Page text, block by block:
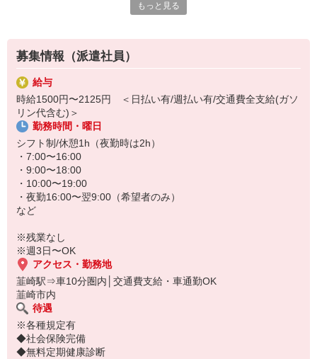
・食事や入浴などの介助
・外出の付き添い
・健康状態のチェック
など
お手伝いが中心なので無資格・未経験の方も大歓迎！すぐに慣れて
活躍できます◎
まずはお気軽にご応募ください♪
≪日収例≫※初任者研修修了者の場合
時給1500円×実働8h＝1万2000円
もっと見る
募集情報（派遣社員）
給与
時給1500円〜2125円 ＜日払い有/週払い有/交通費全支給(ガソ
リン代含む)＞
勤務時間・曜日
シフト制/休憩1h（夜勤時は2h）
・7:00〜16:00
・9:00〜18:00
・10:00〜19:00
・夜勤16:00〜翌9:00（希望者のみ）
など
※残業なし
※週3日〜OK
アクセス・勤務地
韮崎駅⇒車10分圏内│交通費支給・車通勤OK
韮崎市内
待遇
※各種規定有
◆社会保険完備
◆無料定期健康診断